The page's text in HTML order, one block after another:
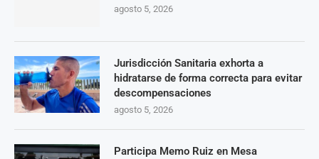
agosto 5, 2026
Jurisdicción Sanitaria exhorta a
hidratarse de forma correcta para evitar
descompensaciones
agosto 5, 2026
Participa Memo Ruiz en Mesa